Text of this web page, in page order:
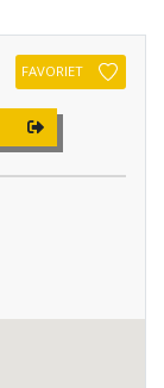
FAVORIET